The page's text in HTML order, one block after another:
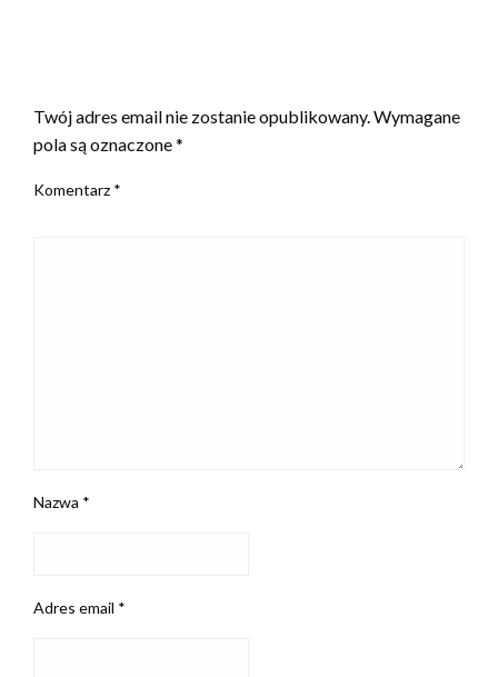
Twój adres email nie zostanie opublikowany.Wymagane
pola są oznaczone*
Komentarz *
Nazwa *
Adres email *